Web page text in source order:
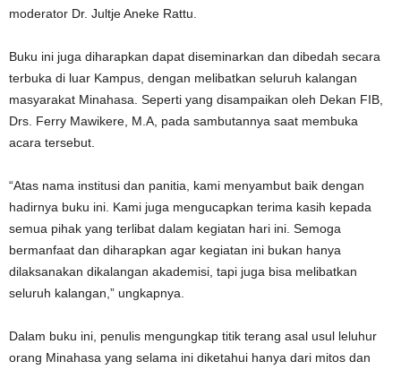
moderator Dr. Jultje Aneke Rattu.
Buku ini juga diharapkan dapat diseminarkan dan dibedah secara
terbuka di luar Kampus, dengan melibatkan seluruh kalangan
masyarakat Minahasa. Seperti yang disampaikan oleh Dekan FIB,
Drs. Ferry Mawikere, M.A, pada sambutannya saat membuka
acara tersebut.
“Atas nama institusi dan panitia, kami menyambut baik dengan
hadirnya buku ini. Kami juga mengucapkan terima kasih kepada
semua pihak yang terlibat dalam kegiatan hari ini. Semoga
bermanfaat dan diharapkan agar kegiatan ini bukan hanya
dilaksanakan dikalangan akademisi, tapi juga bisa melibatkan
seluruh kalangan,” ungkapnya.
Dalam buku ini, penulis mengungkap titik terang asal usul leluhur
orang Minahasa yang selama ini diketahui hanya dari mitos dan